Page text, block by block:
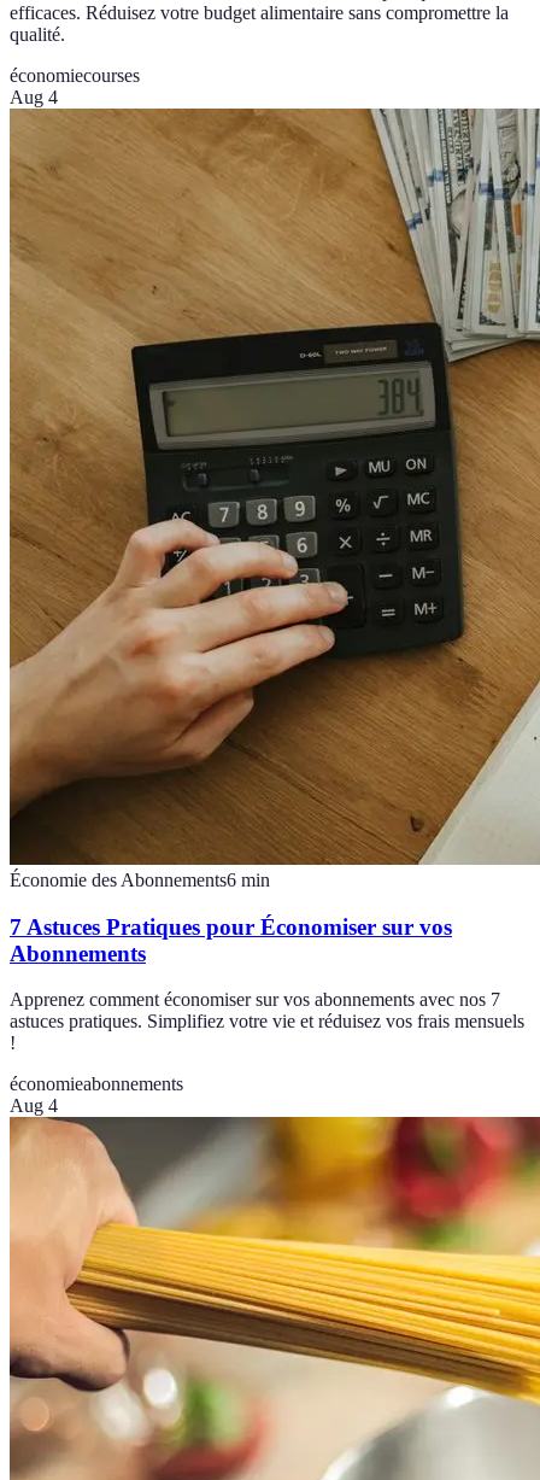
efficaces. Réduisez votre budget alimentaire sans compromettre la
qualité.
économiecourses
Aug 4
Économie des Abonnements6 min
7 Astuces Pratiques pour Économiser sur vos
Abonnements
Apprenez comment économiser sur vos abonnements avec nos 7
astuces pratiques. Simplifiez votre vie et réduisez vos frais mensuels
!
économieabonnements
Aug 4